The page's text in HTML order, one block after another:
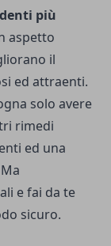
più
aspetto
il
ed attraenti.
solo avere
rimedi
ed una
e fai da te
sicuro.